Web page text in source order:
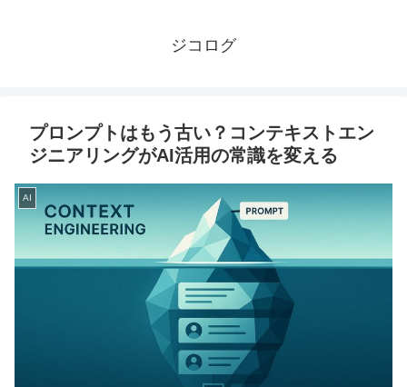
ジコログ
プロンプトはもう古い？コンテキストエン
ジニアリングがAI活用の常識を変える
AI